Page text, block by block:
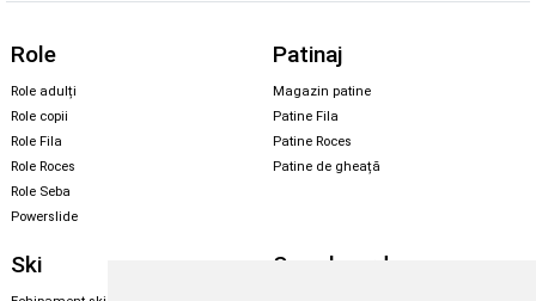
Role
Role adulți
Role copii
Role Fila
Role Roces
Role Seba
Powerslide
Patinaj
Magazin patine
Patine Fila
Patine Roces
Patine de gheață
Ski Snowboard